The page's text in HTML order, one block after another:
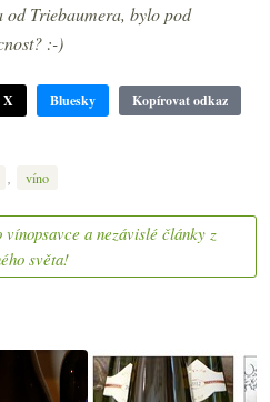
od Triebaumera, bylo pod
:-)
X Bluesky Kopírovat odkaz
, víno
vínopsavce a nezávislé články z
světa!